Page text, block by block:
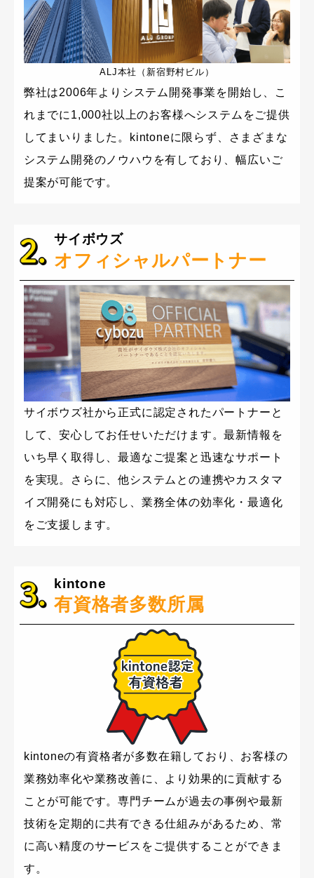
ALJ本社（新宿野村ビル）
弊社は2006年よりシステム開発事業を開始し、こ
れまでに1,000社以上のお客様へシステムをご提供
してまいりました。kintoneに限らず、さまざまな
システム開発のノウハウを有しており、幅広いご
提案が可能です。
サイボウズ
オフィシャルパートナー
サイボウズ社から正式に認定されたパートナーと
して、安心してお任せいただけます。最新情報を
いち早く取得し、最適なご提案と迅速なサポート
を実現。さらに、他システムとの連携やカスタマ
イズ開発にも対応し、業務全体の効率化・最適化
をご支援します。
kintone
有資格者多数所属
kintoneの有資格者が多数在籍しており、お客様の
業務効率化や業務改善に、より効果的に貢献する
ことが可能です。専門チームが過去の事例や最新
技術を定期的に共有できる仕組みがあるため、常
に高い精度のサービスをご提供することができま
す。